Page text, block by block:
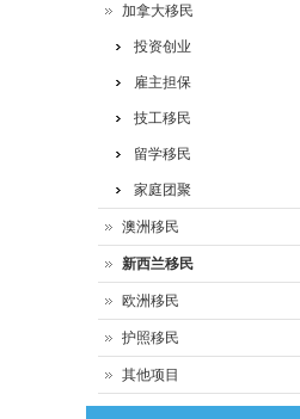
加拿大移民
投资创业
雇主担保
技工移民
留学移民
家庭团聚
澳洲移民
新西兰移民
欧洲移民
护照移民
其他项目